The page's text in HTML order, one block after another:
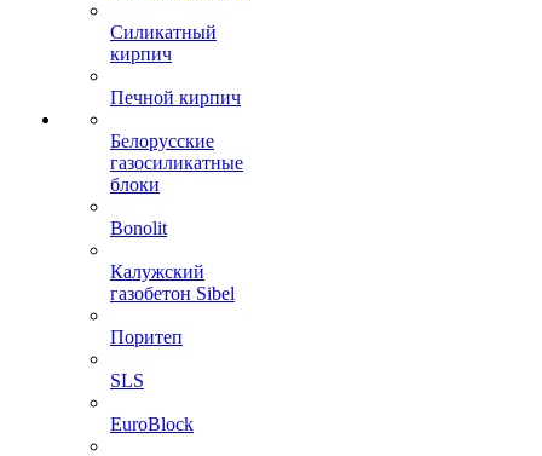
Силикатный
кирпич
Печной кирпич
Белорусские
газосиликатные
блоки
Bonolit
Калужский
газобетон Sibel
Поритеп
SLS
EuroBlock